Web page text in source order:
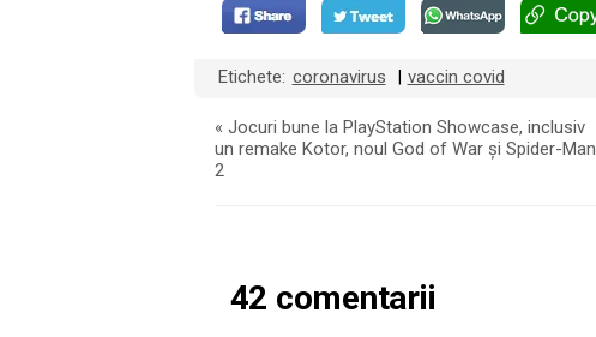
Etichete: coronavirus vaccin covid
« Jocuri bune la PlayStation Showcase, inclusiv
un remake Kotor, noul God of War și Spider-Man
2
42 comentarii